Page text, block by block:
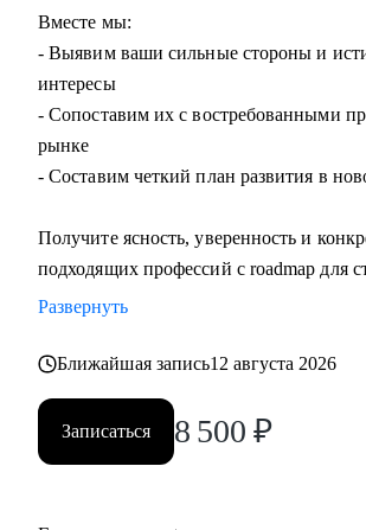
Вместе мы:
- Выявим ваши сильные стороны и
интересы
- Сопоставим их с востребованными
рынке
- Составим четкий план развития в
Получите ясность, уверенность и
подходящих профессий с roadmap для
Развернуть
Ближайшая запись12 августа 2026
Записаться 8 500 ₽